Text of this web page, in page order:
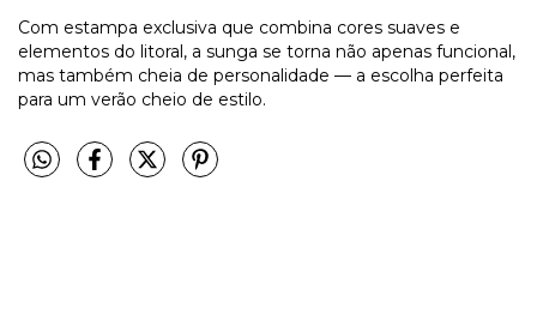
Com estampa exclusiva que combina cores suaves e
elementos do litoral, a sunga se torna não apenas funcional,
mas também cheia de personalidade — a escolha perfeita
para um verão cheio de estilo.